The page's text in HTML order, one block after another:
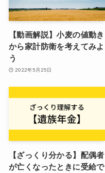
【動画解説】小麦の値動き
から家計防衛を考えてみよ
う
2022年5月25日
【ざっくり分かる】配偶者
が亡くなったときに受給で